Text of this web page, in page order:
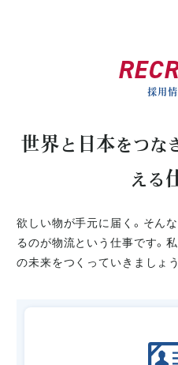
採用
世界と 日本をつな
える
欲しい物が手元に届く。そん
るのが物流という仕事です。
の未来をつくっていきましょう